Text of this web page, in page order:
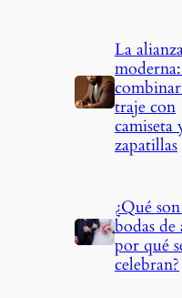
La
traje con
camiseta
zapatillas
¿Qué
bodas de
por qué
celebran?